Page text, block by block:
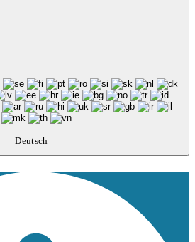
Deutsch